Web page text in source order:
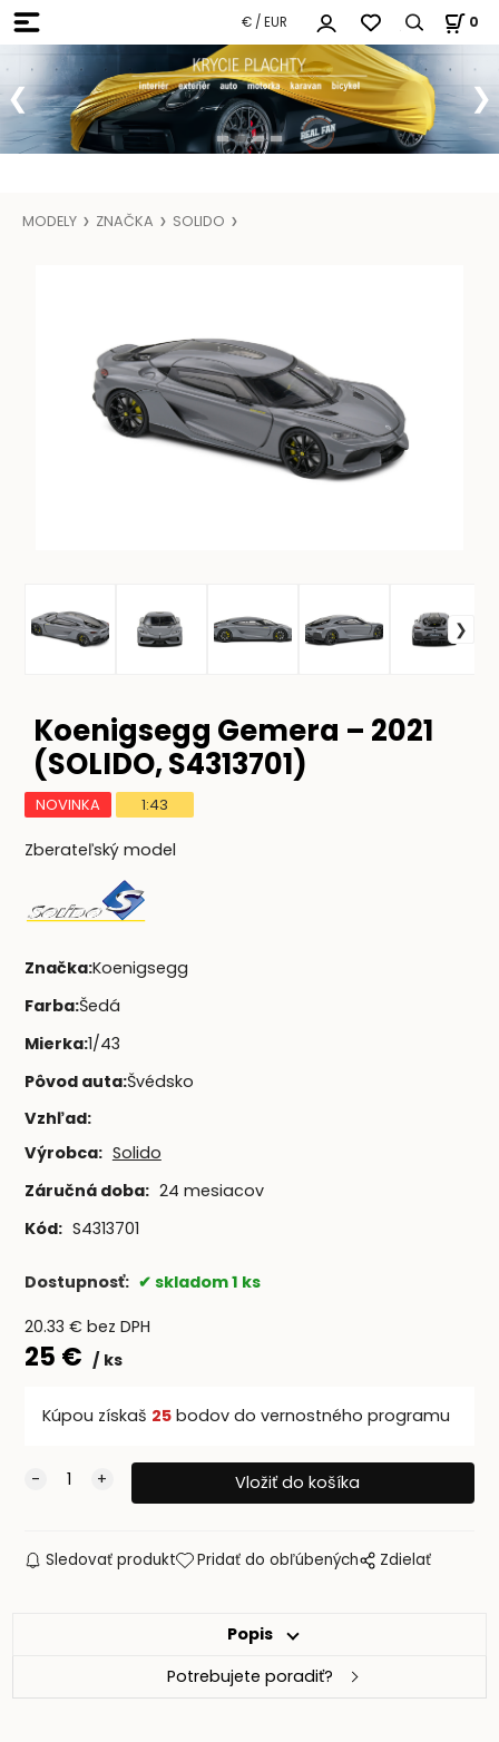
€ / EUR 0
MODELY ZNAČKA SOLIDO
Koenigsegg Gemera – 2021
(SOLIDO, S4313701)
NOVINKA 1:43
Zberateľský model
Značka:Koenigsegg
Farba:Šedá
Mierka:1/43
Pôvod auta:Švédsko
Vzhľad:
Výrobca: Solido
Záručná doba: 24 mesiacov
Kód: S4313701
Dostupnosť: skladom 1 ks
20.33 € bez DPH
25 € ks
Kúpou získaš 25bodov do vernostného programu
Sledovať produkt Pridať do obľúbených Zdielať
Popis
Potrebujete poradiť?